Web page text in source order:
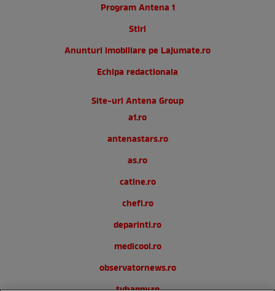
Program Antena 1
Stiri
Anunturi imobiliare pe Lajumate.ro
Echipa redactionala
Site-uri Antena Group
a1.ro
antenastars.ro
as.ro
catine.ro
chefi.ro
deparinti.ro
medicool.ro
observatornews.ro